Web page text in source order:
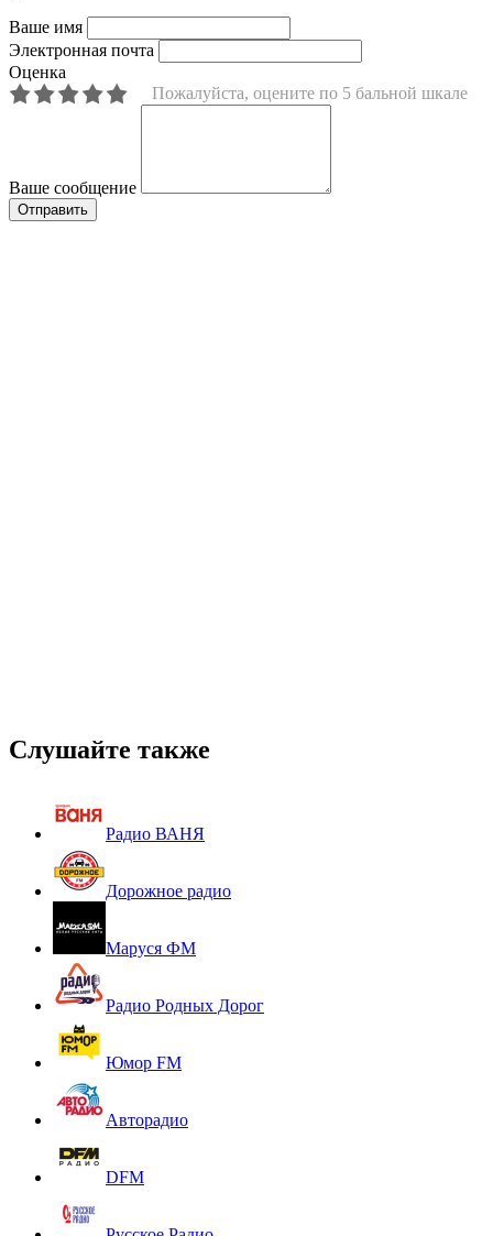
Ваше имя
Электронная почта
Оценка
Пожалуйста, оцените по 5 бальной шкале
Ваше сообщение
Слушайте также
Радио ВАНЯ
Дорожное радио
Маруся ФМ
Радио Родных Дорог
Юмор FM
Авторадио
DFM